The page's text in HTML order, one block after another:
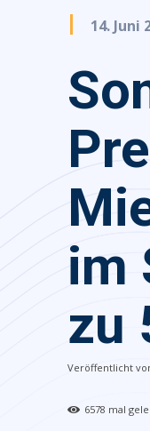
14. Juni
im
zu
Veröffentlicht
6578 mal